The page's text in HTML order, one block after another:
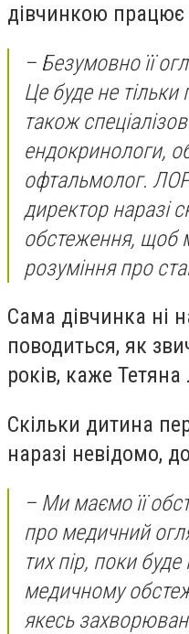
дівчинкою працює
– Безумовно її
Це буде не тільки
також
ендокринологи,
офтальмолог.
директор наразі
обстеження, щоб
розуміння про
Сама дівчинка ні
поводиться, як
років, каже
Скільки дитина
наразі невідомо,
– Ми маємо її
про медичний
тих пір, поки буде
медичному
якесь